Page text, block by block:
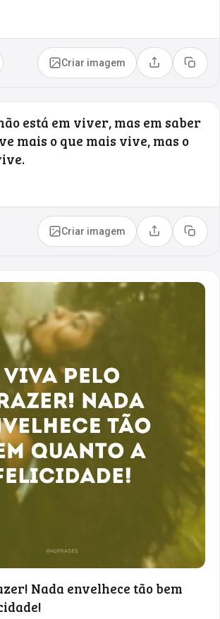
Criar imagem Compartilhar
Copiar
está em viver, mas em saber
mais o que mais vive, mas o
Criar imagem Compartilhar
Copiar
Nada envelhece tão bem